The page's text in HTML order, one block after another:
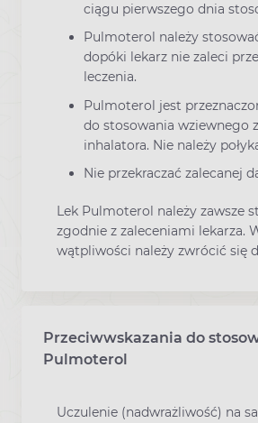
ciągu pierwszego dnia
Pulmoterol należy
dopóki lekarz nie zaleci
leczenia.
Pulmoterol jest
do stosowania wziewnego
inhalatora. Nie należy
Nie przekraczać zalecanej
Lek Pulmoterol należy zawsze
zgodnie z zaleceniami lekarza.
wątpliwości należy zwrócić się
Przeciwwskazania do
Pulmoterol
Uczulenie (nadwrażliwość) na